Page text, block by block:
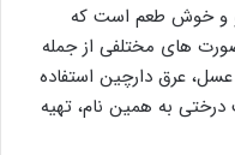
و خوش طعم است که
های مختلفی از جمله
عرق دارچین استفاده
به همین نام، تهیه